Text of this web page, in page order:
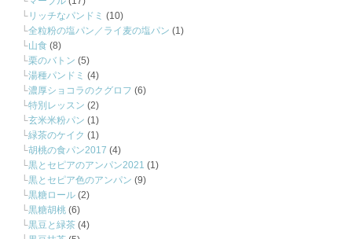
リッチなパンドミ (10)
全粒粉の塩パン／ライ麦の塩パン (1)
山食 (8)
栗のバトン (5)
湯種パンドミ (4)
濃厚ショコラのクグロフ (6)
特別レッスン (2)
玄米米粉パン (1)
緑茶のケイク (1)
胡桃の食パン2017 (4)
黒とセピアのアンパン2021 (1)
黒とセピア色のアンパン (9)
黒糖ロール (2)
黒糖胡桃 (6)
黒豆と緑茶 (4)